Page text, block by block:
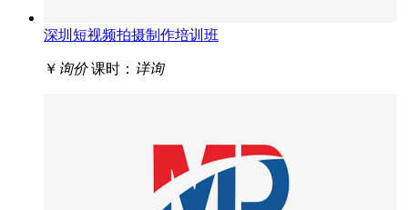
深圳短视频拍摄制作培训班
￥ 询价 课时： 详询